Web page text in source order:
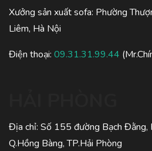
Xưởng sản xuất sofa: Phường
Liêm, Hà Nội
Điện thoại: 09.31.31.99.44
Địa chỉ: Số 155 đường Bạch Đằng,
Q.Hồng Bàng, TP.Hải Phòng